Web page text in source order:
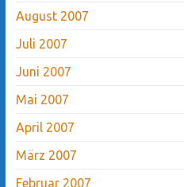
August 2007
Juli 2007
Juni 2007
Mai 2007
April 2007
März 2007
Februar 2007